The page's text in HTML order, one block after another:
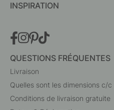
INSPIRATION
QUESTIONS FRÉQUENTES
Livraison
Quelles sont les dimensions c/c
Conditions de livraison gratuite